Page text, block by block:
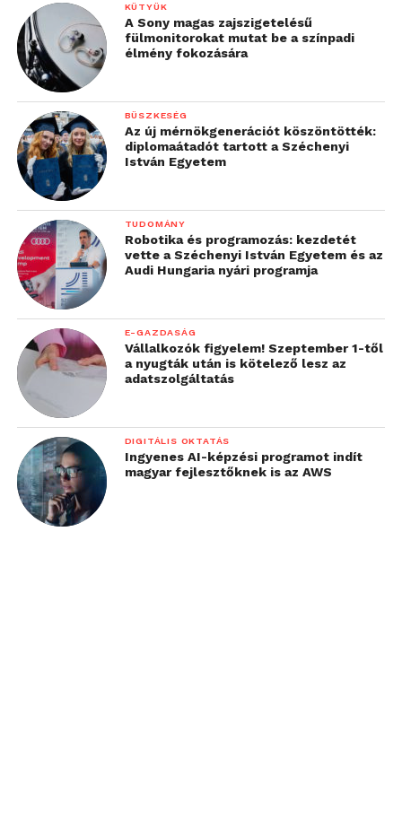
KÜTYÜK
A Sony magas zajszigetelésű
fülmonitorokat mutat be a színpadi
élmény fokozására
BÜSZKESÉG
Az új mérnökgenerációt köszöntötték:
diplomaátadót tartott a Széchenyi
István Egyetem
TUDOMÁNY
Robotika és programozás: kezdetét
vette a Széchenyi István Egyetem és az
Audi Hungaria nyári programja
E-GAZDASÁG
Vállalkozók figyelem! Szeptember 1-től
a nyugták után is kötelező lesz az
adatszolgáltatás
DIGITÁLIS OKTATÁS
Ingyenes AI-képzési programot indít
magyar fejlesztőknek is az AWS